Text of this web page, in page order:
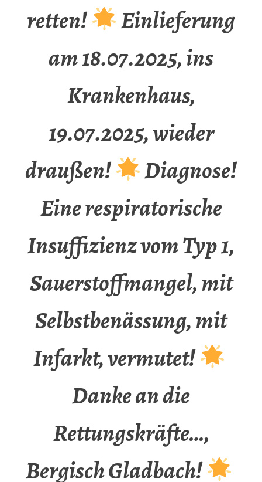
retten!
Einlieferung
am 18.07.2025, ins
Krankenhaus,
19.07.2025, wieder
draußen!
Diagnose!
Eine respiratorische
Insuffizienz vom Typ 1,
Sauerstoffmangel, mit
Selbstbenässung, mit
Infarkt, vermutet!
Danke an die
Rettungskräfte…,
Bergisch Gladbach!